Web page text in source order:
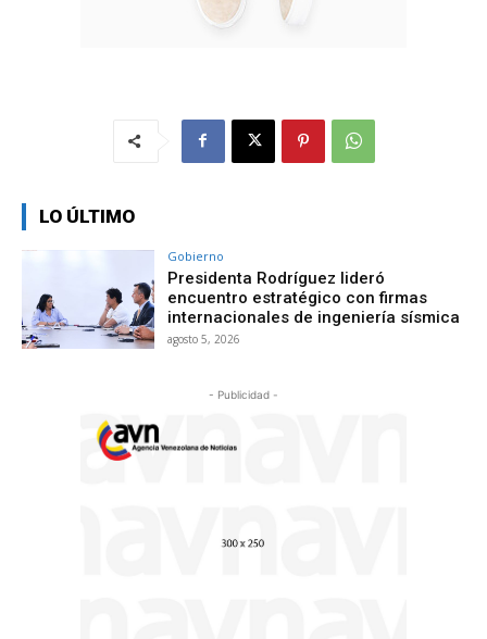
LO ÚLTIMO
Gobierno
Presidenta Rodríguez lideró
encuentro estratégico con firmas
internacionales de ingeniería sísmica
agosto 5, 2026
- Publicidad -